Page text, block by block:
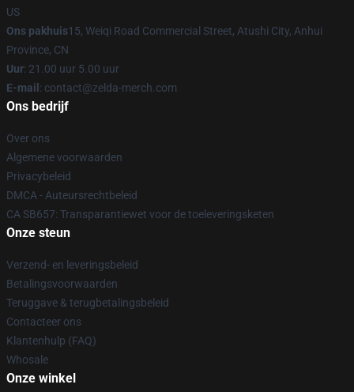
US
Ons pakhuis15, Weiqi Road Commercial Street, Atushi City, Anhui
Province, CN
Uur: 21.00 uur 5.00 uur
E-mail : contact@zelda-merch.com
Ons bedrijf
Over ons
Algemene voorwaarden
Privacybeleid
DMCA - Auteursrechtbeleid
CA SB657: Transparantiewet voor de toeleveringsketen
Onze steun
Verzend- en leveringsbeleid
Betalingsvoorwaarden
Teruggave & terugbetalingsbeleid
Contacteer ons
Klantenhulp (FAQ)
Whosale
Onze winkel